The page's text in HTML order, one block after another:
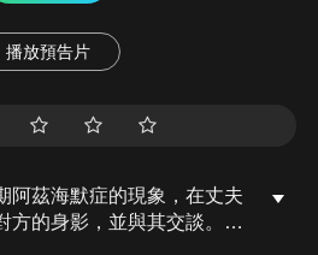
播放預告片
阿茲海默症的現象，在丈夫
方的身影，並與其交談。同